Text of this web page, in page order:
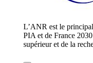
L’ANR est le
PIA et de France
supérieur et de la